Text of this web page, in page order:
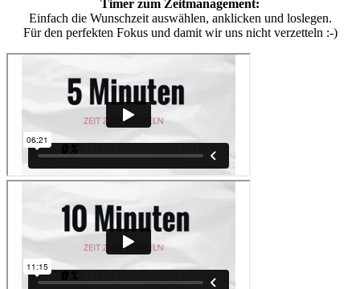
Timer zum Zeitmanagement:
Einfach die Wunschzeit auswählen, anklicken und loslegen.
Für den perfekten Fokus und damit wir uns nicht verzetteln :-)